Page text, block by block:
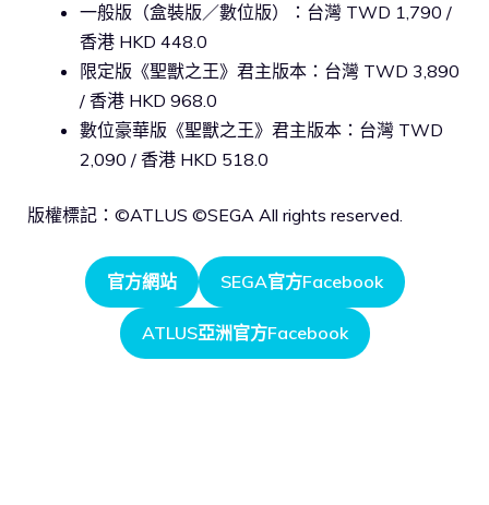
一般版（盒裝版／數位版）：台灣 TWD 1,790 /
香港 HKD 448.0
限定版《聖獸之王》君主版本：台灣 TWD 3,890
/ 香港 HKD 968.0
數位豪華版《聖獸之王》君主版本：台灣 TWD
2,090 / 香港 HKD 518.0
版權標記：©ATLUS ©SEGA All rights reserved.
官方網站 SEGA官方Facebook
ATLUS亞洲官方Facebook